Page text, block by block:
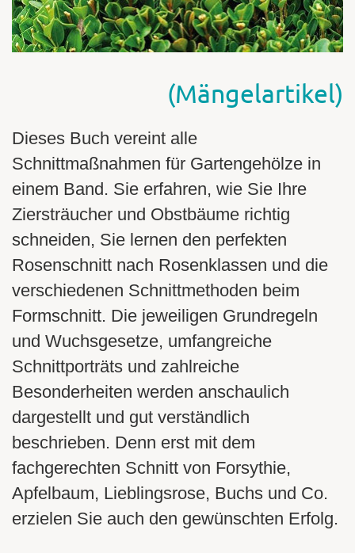
(Mängelartikel)
Dieses Buch vereint alle
Schnittmaßnahmen für Gartengehölze in
einem Band. Sie erfahren, wie Sie Ihre
Ziersträucher und Obstbäume richtig
schneiden, Sie lernen den perfekten
Rosenschnitt nach Rosenklassen und die
verschiedenen Schnittmethoden beim
Formschnitt. Die jeweiligen Grundregeln
und Wuchsgesetze, umfangreiche
Schnittporträts und zahlreiche
Besonderheiten werden anschaulich
dargestellt und gut verständlich
beschrieben. Denn erst mit dem
fachgerechten Schnitt von Forsythie,
Apfelbaum, Lieblingsrose, Buchs und Co.
erzielen Sie auch den gewünschten Erfolg.